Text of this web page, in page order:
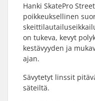
Hanki SkatePro
poikkeuksellinen
on tukeva, kevyt
kestävyyden ja
ajan.
Sävytetyt linssit
säteiltä.